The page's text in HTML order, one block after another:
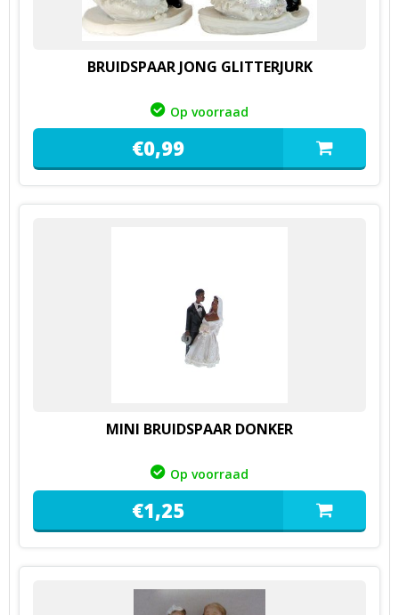
BRUIDSPAAR JONG GLITTERJURK
Op voorraad
€0,99
MINI BRUIDSPAAR DONKER
Op voorraad
€1,25